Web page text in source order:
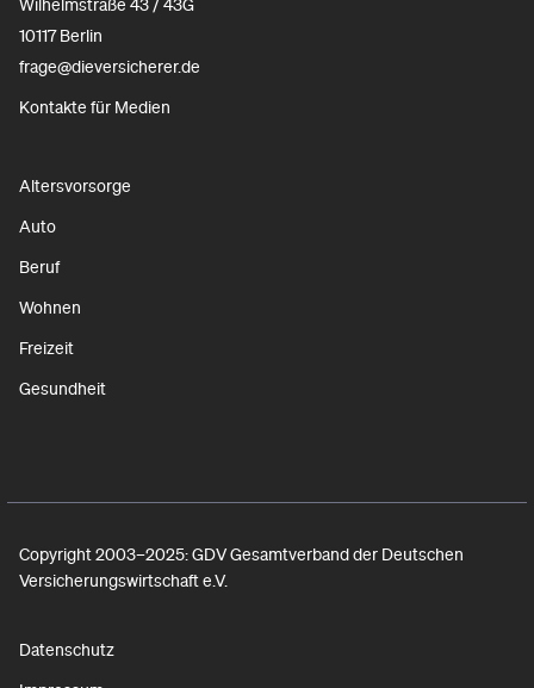
Wilhelmstraße 43 / 43G
10117 Berlin
frage@dieversicherer.de
Kontakte für Medien
Altersvorsorge
Auto
Beruf
Wohnen
Freizeit
Gesundheit
Copyright 2003–2025: GDV Gesamtverband der Deutschen
Versicherungswirtschaft e.V.
Datenschutz